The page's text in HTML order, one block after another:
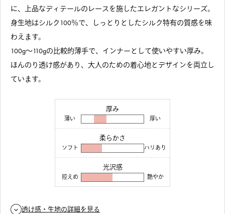
に、上品なディテールのレースを施したエレガントなシリーズ。
身生地はシルク100％で、しっとりとしたシルク特有の質感を味
わえます。
100g〜110gの比較的薄手で、インナーとして使いやすい厚み。
ほんのり透け感があり、大人のための着心地とデザインを両立し
ています。
厚み
薄い 厚い
柔らかさ
ソフト ハリあり
光沢感
控えめ 艶やか
透け感・生地の詳細を見る